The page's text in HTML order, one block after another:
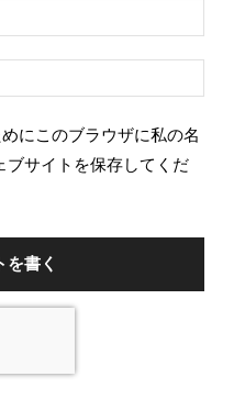
メ
ル
ェ
：
にこのブラウザに私の名
ブサイトを保存してくだ